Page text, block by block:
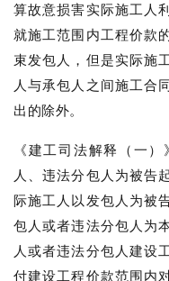
算故意损害实际施工人
就施工范围内工程价款
束发包人，但是实际施
人与承包人之间施工合
出的除外。
《建工司法解释（一
人、违法分包人为被告
际施工人以发包人为被
包人或者违法分包人为
人或者违法分包人建设
付建设工程价款范围内